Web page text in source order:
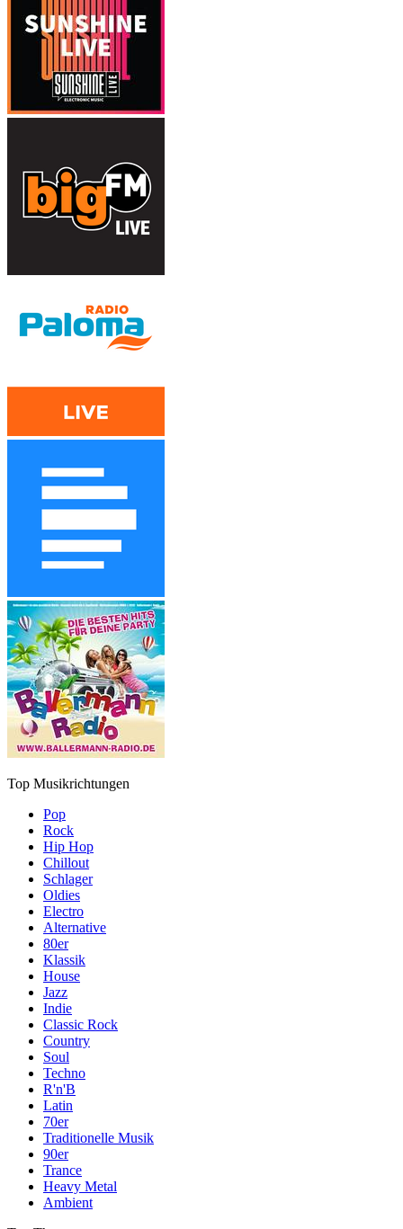
Top Musikrichtungen
Pop
Rock
Hip Hop
Chillout
Schlager
Oldies
Electro
Alternative
80er
Klassik
House
Jazz
Indie
Classic Rock
Country
Soul
Techno
R'n'B
Latin
70er
Traditionelle Musik
90er
Trance
Heavy Metal
Ambient